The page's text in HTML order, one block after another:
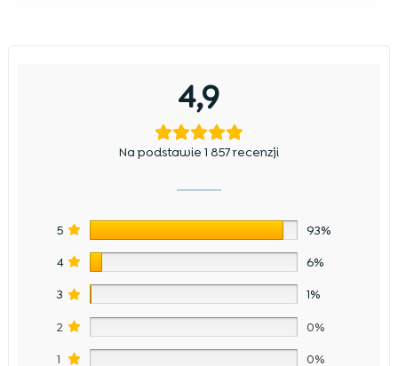
4,9
Na podstawie 1 857 recenzji
5 93%
4 6%
3 1%
2 0%
1 0%